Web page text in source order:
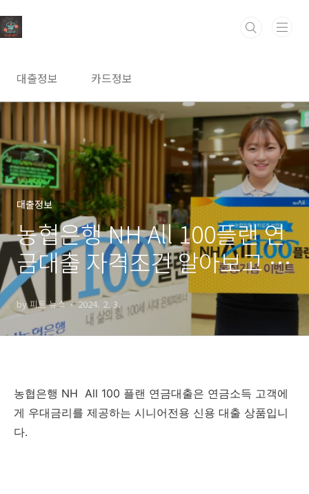
대출정보 카드정보
대출정보
농협은행 NH All 100플랜 연
금대출 자격조건 알아보고 신
청하기(최대 3천만원까지)
by 피트 뉴스 2024. 2. 3.
농협은행 NH All 100 플랜 연금대출은 연금소득 고객에
게 우대금리를 제공하는 시니어전용 신용 대출 상품입니
다.